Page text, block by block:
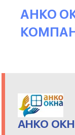
АНКО
АНКО